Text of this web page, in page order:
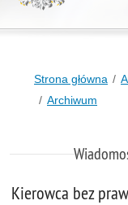
Strona główna
Archiwum
Kierowca bez